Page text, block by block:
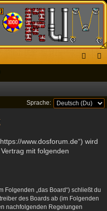
el rieu
Sprache:
www.dosforum.de“) wird
mit folgenden
Folgenden „das Board“) schließt du
des Boards ab (im Folgenden
nachfolgenden Regelungen